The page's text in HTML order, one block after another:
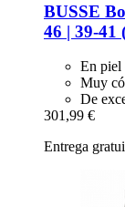
BUSSE
46 | 39-​41
En piel
Muy
De
301,99 €
Entrega